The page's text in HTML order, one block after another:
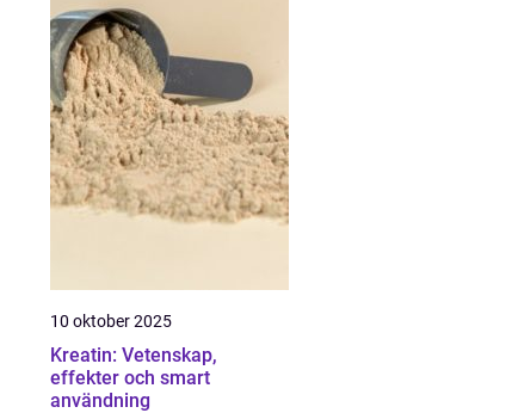
10 oktober 2025
Kreatin: Vetenskap,
effekter och smart
användning